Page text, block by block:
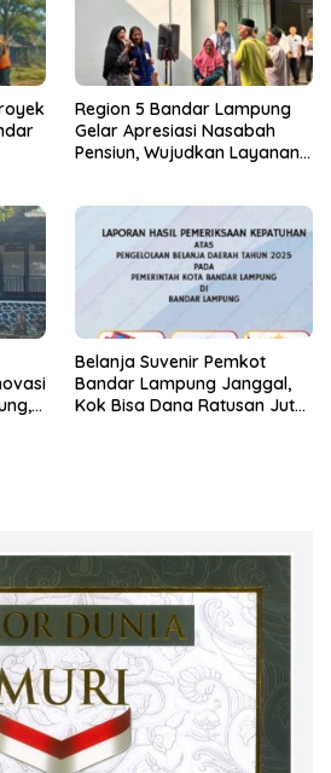
Region 5 Bandar Lampung
Gelar Apresiasi Nasabah
Pensiun, Wujudkan Layanan
Belanja Suvenir Pemkot
Bandar Lampung Janggal,
Kok Bisa Dana Ratusan Juta